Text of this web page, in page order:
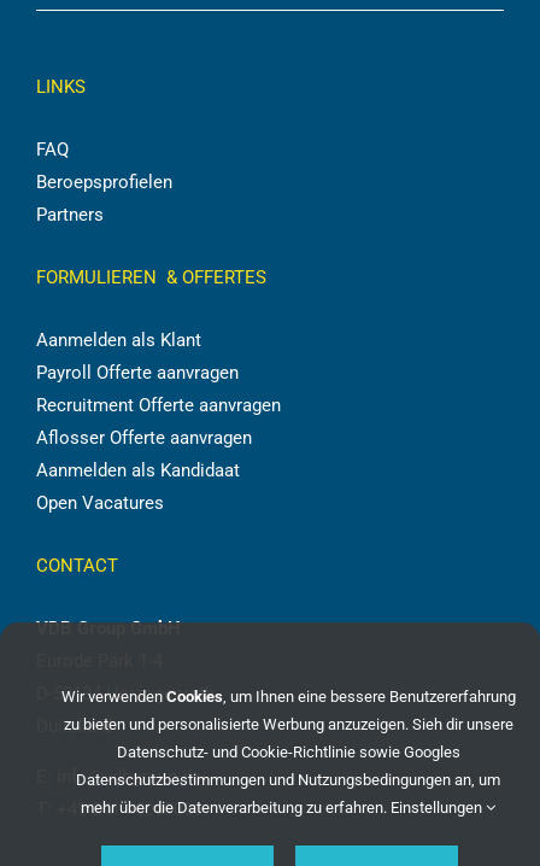
LINKS
FAQ
Beroepsprofielen
Partners
FORMULIEREN & OFFERTES
Aanmelden als Klant
Payroll Offerte aanvragen
Recruitment Offerte aanvragen
Aflosser Offerte aanvragen
Aanmelden als Kandidaat
Open Vacatures
CONTACT
VDB Group GmbH
D-52134 Herzogenrath
Duitsland
info@vdbgroup.de
+49 241 96069086
Wir verwenden Cookies, um Ihnen eine bessere Benutzererfahrung
zu bieten und personalisierte Werbung anzuzeigen. Sieh dir unsere
Datenschutz- und Cookie-Richtliniesowie Googles
Datenschutzbestimmungen und Nutzungsbedingungen an, um
mehr über die Datenverarbeitung zu erfahren. Einstellungen